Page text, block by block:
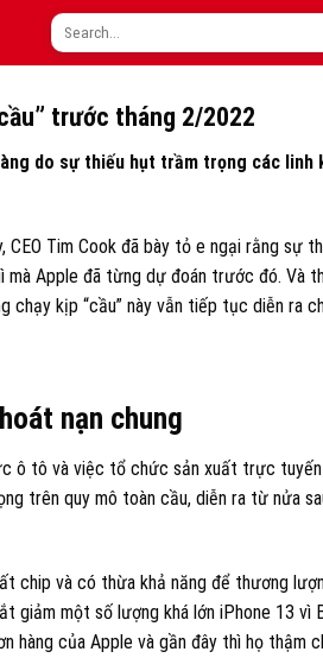
Search
for:
trước tháng 2/2022
do sự thiếu hụt trầm trọng các
Tim Cook đã bày tỏ e ngại rằng sự
mà Apple đã từng dự đoán trước đó. Và
chạy kịp “cầu” này vẫn tiếp tục diễn ra
nạn chung
ô tô và việc tổ chức sản xuất trực
trên quy mô toàn cầu, diễn ra từ nửa
chip và có thừa khả năng để thương
giảm một số lượng khá lớn iPhone 13 vì
hàng của Apple và gần đây thì họ thậm